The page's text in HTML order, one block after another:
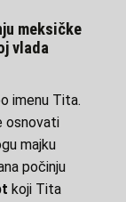
meksičke
vlada
imenu Tita.
osnovati
majku
počinju
koji Tita